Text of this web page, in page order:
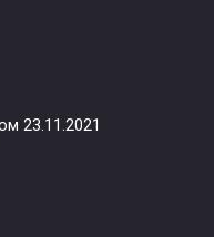
23.11.2021